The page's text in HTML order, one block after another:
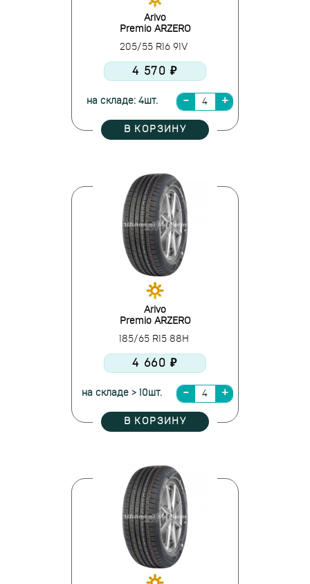
Arivo
Premio ARZERO
205/55 R16 91V
4 570 ₽
на складе: 4шт.
В КОРЗИНУ
Arivo
Premio ARZERO
185/65 R15 88H
4 660 ₽
на складе > 10шт.
В КОРЗИНУ